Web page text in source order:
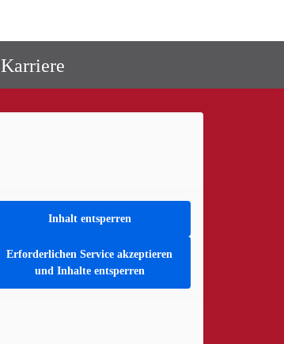
Karriere
Inhalt entsperren
Erforderlichen Service akzeptieren
und Inhalte entsperren